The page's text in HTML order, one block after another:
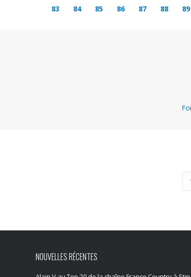
83
84 85 86 87 88 89
NOUVELLES RÉCENTES